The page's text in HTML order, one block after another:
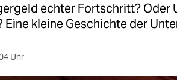
echter Fortschritt? Oder
Eine kleine Geschichte der
Uhr